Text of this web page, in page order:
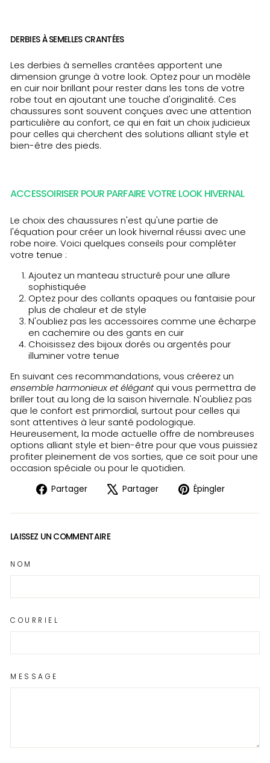
DERBIES À SEMELLES CRANTÉES
Les derbies à semelles crantées apportent une
dimension grunge à votre look. Optez pour un modèle
en cuir noir brillant pour rester dans les tons de votre
robe tout en ajoutant une touche d'originalité. Ces
chaussures sont souvent conçues avec une attention
particulière au confort, ce qui en fait un choix judicieux
pour celles qui cherchent des solutions alliant style et
bien-être des pieds.
ACCESSOIRISER POUR PARFAIRE VOTRE LOOK HIVERNAL
Le choix des chaussures n'est qu'une partie de
l'équation pour créer un look hivernal réussi avec une
robe noire. Voici quelques conseils pour compléter
votre tenue :
Ajoutez un manteau structuré pour une allure
sophistiquée
Optez pour des collants opaques ou fantaisie pour
plus de chaleur et de style
N'oubliez pas les accessoires comme une écharpe
en cachemire ou des gants en cuir
Choisissez des bijoux dorés ou argentés pour
illuminer votre tenue
En suivant ces recommandations, vous créerez un
ensemble harmonieux et élégantqui vous permettra de
briller tout au long de la saison hivernale. N'oubliez pas
que le confort est primordial, surtout pour celles qui
sont attentives à leur santé podologique.
Heureusement, la mode actuelle offre de nombreuses
options alliant style et bien-être pour que vous puissiez
profiter pleinement de vos sorties, que ce soit pour une
occasion spéciale ou pour le quotidien.
Partager
Partager
Facebook
Partager
Tweeter
X
Épingler
LAISSEZ UN COMMENTAIRE
NOM
COURRIEL
MESSAGE